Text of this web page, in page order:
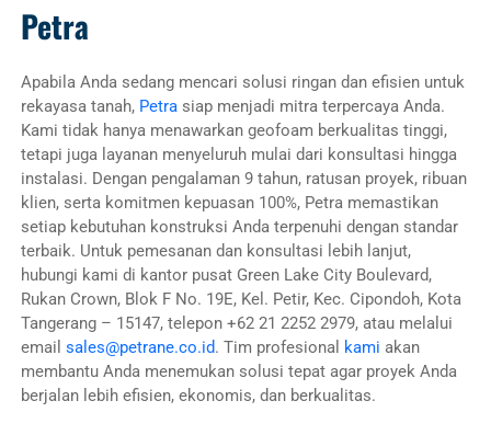
Petra
Apabila Anda sedang mencari solusi ringan dan efisien untuk
rekayasa tanah, Petrasiap menjadi mitra terpercaya Anda.
Kami tidak hanya menawarkan geofoam berkualitas tinggi,
tetapi juga layanan menyeluruh mulai dari konsultasi hingga
instalasi. Dengan pengalaman 9 tahun, ratusan proyek, ribuan
klien, serta komitmen kepuasan 100%, Petra memastikan
setiap kebutuhan konstruksi Anda terpenuhi dengan standar
terbaik. Untuk pemesanan dan konsultasi lebih lanjut,
hubungi kami di kantor pusat Green Lake City Boulevard,
Rukan Crown, Blok F No. 19E, Kel. Petir, Kec. Cipondoh, Kota
Tangerang – 15147, telepon +62 21 2252 2979, atau melalui
email sales@petrane.co.id. Tim profesional kami akan
membantu Anda menemukan solusi tepat agar proyek Anda
berjalan lebih efisien, ekonomis, dan berkualitas.